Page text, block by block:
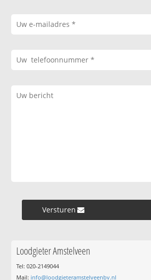
Versturen »
Loodgieter Amstelveen
Tel: 020-2149044
Mail: info@loodgieteramstelveenbv.nl